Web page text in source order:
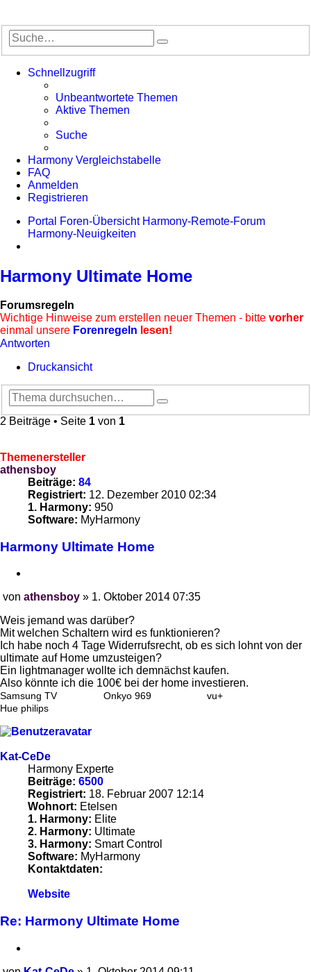
Suche
Suche
Schnellzugriff
Unbeantwortete Themen
Aktive Themen
Suche
Harmony Vergleichstabelle
FAQ
Anmelden
Registrieren
Portal
Foren-Übersicht Harmony-Remote-Forum
Harmony-Neuigkeiten
Harmony Ultimate Home
Forumsregeln
Wichtige Hinweise zum erstellen neuer Themen - bitte vorher
einmal unsere Forenregeln lesen!
Antworten
Druckansicht
Suche
Suche
2 Beiträge • Seite 1 von 1
Themenersteller
athensboy
Beiträge: 84
Registriert: 12. Dezember 2010 02:34
1. Harmony: 950
Software: MyHarmony
Harmony Ultimate Home
von athensboy » 1. Oktober 2014 07:35
Weis jemand was darüber?
Mit welchen Schaltern wird es funktionieren?
Ich habe noch 4 Tage Widerrufsrecht, ob es sich lohnt von der
ultimate auf Home umzusteigen?
Ein lightmanager wollte ich demnächst kaufen.
Also könnte ich die 100€ bei der home investieren.
Samsung TV Onkyo 969
vu+
Hue philips
Kat-CeDe
Harmony Experte
Beiträge: 6500
Registriert: 18. Februar 2007 12:14
Wohnort: Etelsen
1. Harmony: Elite
2. Harmony: Ultimate
3. Harmony: Smart Control
Software: MyHarmony
Kontaktdaten:
Kontaktdaten
Kat-
CeDe
Website
Re: Harmony Ultimate Home